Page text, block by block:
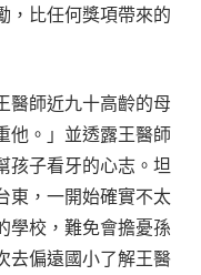
，比任何獎項帶來的
醫師近九十高齡的母
他。」並透露王醫師
孩子看牙的心志。坦
東，一開始確實不太
學校，難免會擔憂孫
去偏遠國小了解王醫